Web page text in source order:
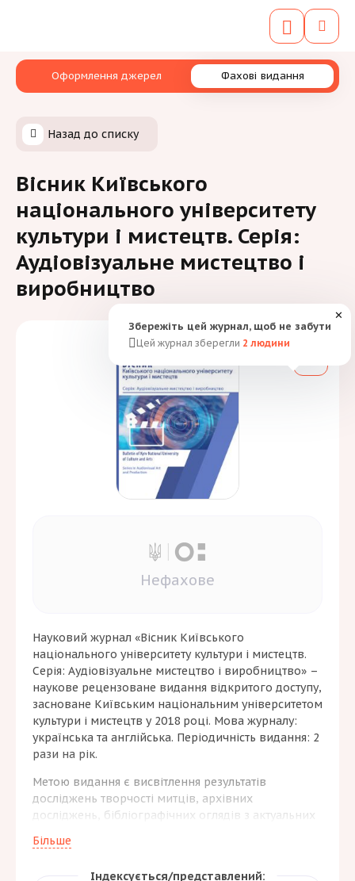
Оформлення джерел Фахові видання
Назад до списку
Вісник Київського
національного університету
культури і мистецтв. Серія:
Аудіовізуальне мистецтво і
виробництво
Науковий журнал «Вісник Київського
національного університету культури і мистецтв.
Серія: Аудіовізуальне мистецтво і виробництво» –
наукове рецензоване видання відкритого доступу,
засноване Київським національним університетом
культури і мистецтв у 2018 році. Мова журналу:
українська та англійська. Періодичність видання: 2
рази на рік.
Метою видання є висвітлення результатів
досліджень творчості митців, архівних
досліджень, бібліографічних оглядів з актуальних
історичних, практичних аспектів у галузі
Більше
Індексується/представлений:
Нефахове
Збережіть цей журнал, щоб не забути
Цей журнал зберегли 2 людини
✕